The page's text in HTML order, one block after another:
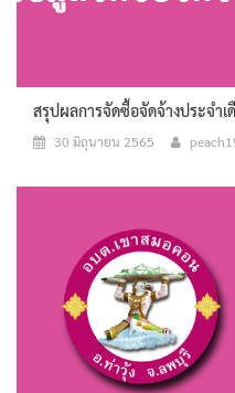
สรุปผลการจัดซื้อจัดจ้างประจำ
30 มิถุนายน 2565